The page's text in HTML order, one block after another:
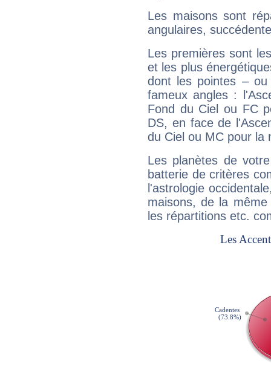
Les maisons sont
angulaires,
Les premières sont
et les plus
dont les pointes –
fameux angles :
Fond du Ciel ou FC
DS, en face de
du Ciel ou MC pour la
Les planètes de
batterie de critères
l'astrologie
maisons, de la
les répartitions etc.